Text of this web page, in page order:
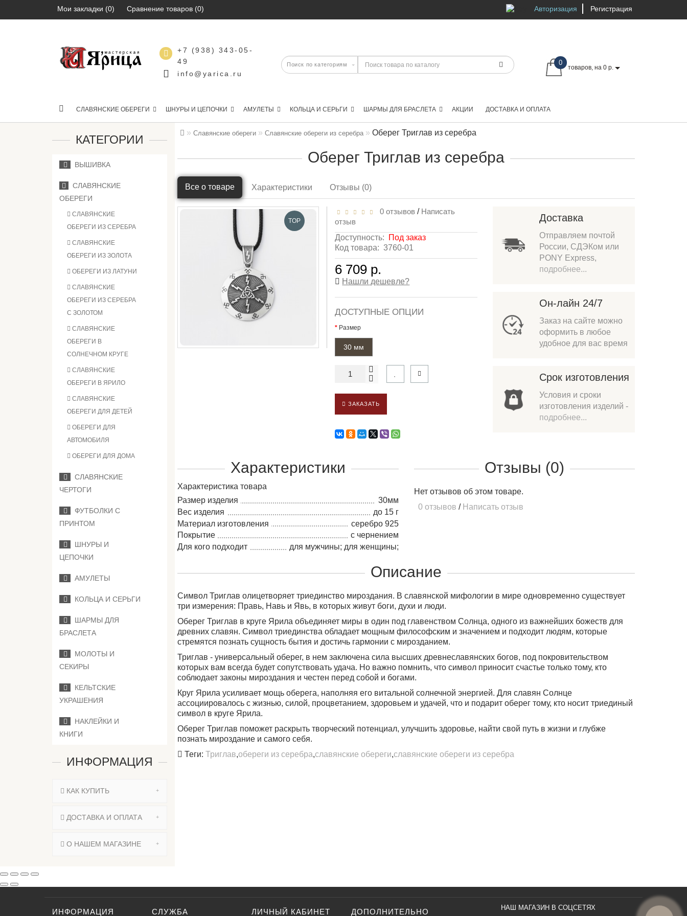
Мои закладки (0) Сравнение товаров (0) Авторизация Регистрация
+7 (938) 343-05-
49
info@yarica.ru
0
товаров, на 0 р.
СЛАВЯНСКИЕ ОБЕРЕГИ ШНУРЫ И ЦЕПОЧКИ АМУЛЕТЫ КОЛЬЦА И СЕРЬГИ ШАРМЫ ДЛЯ БРАСЛЕТА АКЦИИ ДОСТАВКА И ОПЛАТА
КАТЕГОРИИ
ВЫШИВКА
СЛАВЯНСКИЕ
ОБЕРЕГИ
СЛАВЯНСКИЕ
ОБЕРЕГИ ИЗ СЕРЕБРА
СЛАВЯНСКИЕ
ОБЕРЕГИ ИЗ ЗОЛОТА
ОБЕРЕГИ ИЗ ЛАТУНИ
СЛАВЯНСКИЕ
ОБЕРЕГИ ИЗ СЕРЕБРА
С ЗОЛОТОМ
СЛАВЯНСКИЕ
ОБЕРЕГИ В
СОЛНЕЧНОМ КРУГЕ
СЛАВЯНСКИЕ
ОБЕРЕГИ В ЯРИЛО
СЛАВЯНСКИЕ
ОБЕРЕГИ ДЛЯ ДЕТЕЙ
ОБЕРЕГИ ДЛЯ
АВТОМОБИЛЯ
ОБЕРЕГИ ДЛЯ ДОМА
СЛАВЯНСКИЕ
ЧЕРТОГИ
ФУТБОЛКИ С
ПРИНТОМ
ШНУРЫ И
ЦЕПОЧКИ
АМУЛЕТЫ
КОЛЬЦА И СЕРЬГИ
ШАРМЫ ДЛЯ
БРАСЛЕТА
МОЛОТЫ И
СЕКИРЫ
КЕЛЬТСКИЕ
УКРАШЕНИЯ
НАКЛЕЙКИ И
КНИГИ
ИНФОРМАЦИЯ
КАК КУПИТЬ
ДОСТАВКА И ОПЛАТА
О НАШЕМ МАГАЗИНЕ
Славянские обереги Славянские обереги из серебра Оберег Триглав из серебра
Оберег Триглав из серебра
Все о товаре Характеристики Отзывы (0)
TOP
0 отзывов / Написать
отзыв
Доступность: Под заказ
Код товара: 3760-01
6 709 р.
Нашли дешевле?
ДОСТУПНЫЕ ОПЦИИ
Размер
30 мм
ЗАКАЗАТЬ
Доставка
Отправляем почтой
России, СДЭКом или
PONY Express,
подробнее...
Он-лайн 24/7
Заказ на сайте можно
оформить в любое
удобное для вас время
Срок изготовления
Условия и сроки
изготовления изделий -
подробнее...
Характеристики
Характеристика товара
Размер изделия
30мм
Вес изделия
до 15 г
Материал изготовления
серебро 925
Покрытие
с чернением
Для кого подходит
для мужчины; для женщины;
Отзывы (0)
Нет отзывов об этом товаре.
0 отзывов / Написать отзыв
Описание
Символ Триглав олицетворяет триединство мироздания. В славянской мифологии в мире одновременно существует
три измерения: Правь, Навь и Явь, в которых живут боги, духи и люди.
Оберег Триглав в круге Ярила объединяет миры в один под главенством Солнца, одного из важнейших божеств для
древних славян. Символ триединства обладает мощным философским и значением и подходит людям, которые
стремятся познать сущность бытия и достичь гармонии с мирозданием.
Триглав - универсальный оберег, в нем заключена сила высших древнеславянских богов, под покровительством
которых вам всегда будет сопутствовать удача. Но важно помнить, что символ приносит счастье только тому, кто
соблюдает законы мироздания и честен перед собой и богами.
Круг Ярила усиливает мощь оберега, наполняя его витальной солнечной энергией. Для славян Солнце
ассоциировалось с жизнью, силой, процветанием, здоровьем и удачей, что и подарит оберег тому, кто носит триединый
символ в круге Ярила.
Оберег Триглав поможет раскрыть творческий потенциал, улучшить здоровье, найти свой путь в жизни и глубже
познать мироздание и самого себя.
Теги:Триглав,обереги из серебра,славянские обереги,славянские обереги из серебра
ИНФОРМАЦИЯ
СЛУЖБА
ЛИЧНЫЙ КАБИНЕТ ДОПОЛНИТЕЛЬНО НАШ МАГАЗИН В СОЦСЕТЯХ